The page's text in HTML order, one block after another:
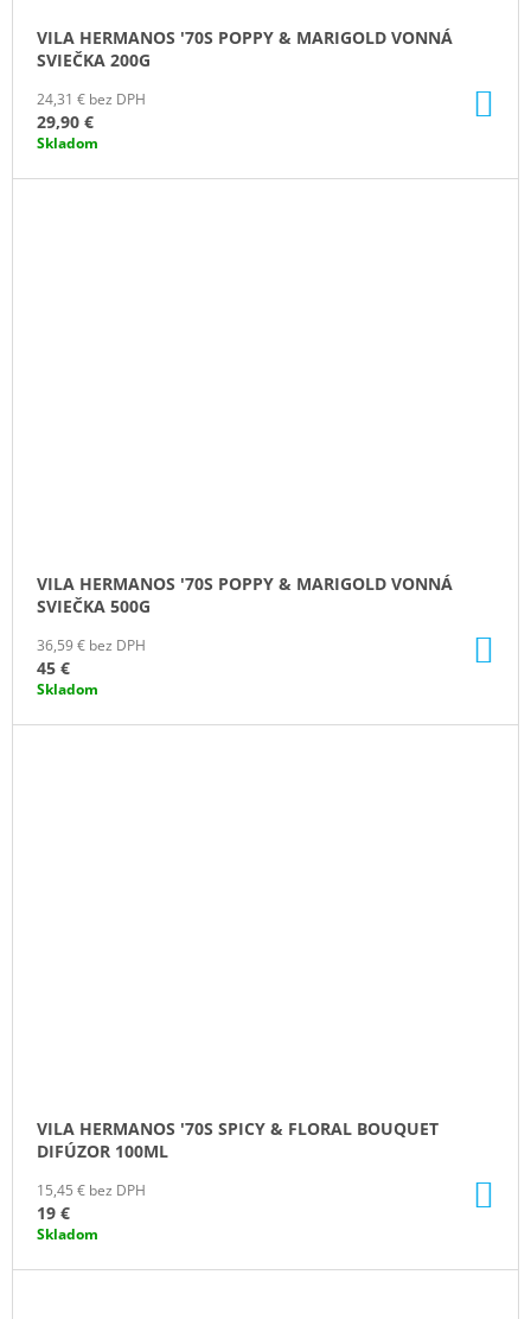
VILA HERMANOS '70S POPPY & MARIGOLD VONNÁ
SVIEČKA 200G
24,31 € bez DPH
29,90 €
Skladom
VILA HERMANOS '70S POPPY & MARIGOLD VONNÁ
SVIEČKA 500G
36,59 € bez DPH
45 €
Skladom
VILA HERMANOS '70S SPICY & FLORAL BOUQUET
DIFÚZOR 100ML
15,45 € bez DPH
19 €
Skladom